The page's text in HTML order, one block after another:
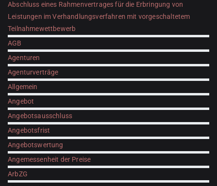
Abschluss eines Rahmenvertrages für die Erbringung von
Leistungen im Verhandlungsverfahren mit vorgeschaltetem
Teilnahmewettbewerb
AGB
Agenturen
Agenturverträge
Allgemein
Angebot
Angebotsausschluss
Angebotsfrist
Angebotswertung
Angemessenheit der Preise
ArbZG